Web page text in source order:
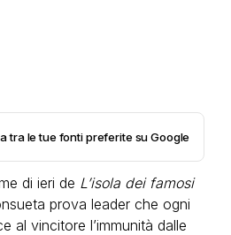
tra le tue fonti preferite su Google
di ieri de L’isola dei famosi
prova leader che ogni
al vincitore l’immunità dalle